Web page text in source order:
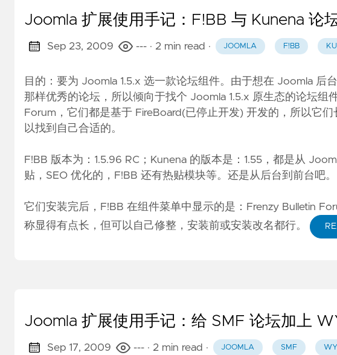
Joomla 扩展使用手记：F!BB 与 Kunena 论
Sep 23, 2009 --- · 2 min read · JOOMLA F!BB
目的：要为 Joomla 1.5.x 选一款论坛组件。由于想在 Joomla 后
那样优秀的论坛，所以倾向于找个 Joomla 1.5.x 原生态的论坛组
Forum，它们都是基于 FireBoard(已停止开发) 开发的，所以它
以找到自己合适的。
F!BB 版本为：1.5.96 RC；Kunena 的版本是：1.55，都是从
贴，SEO 优化的，F!BB 还有热贴模块等。还是从后台到前台吧。
它们安装完后，F!BB 在组件菜单中显示的是：Frenzy Bulletin
称显得有点长，但可以自己修整，安装前或安装改名都行。
Joomla 扩展使用手记：给 SMF 论坛加上
Sep 17, 2009 --- · 2 min read · JOOMLA SMF